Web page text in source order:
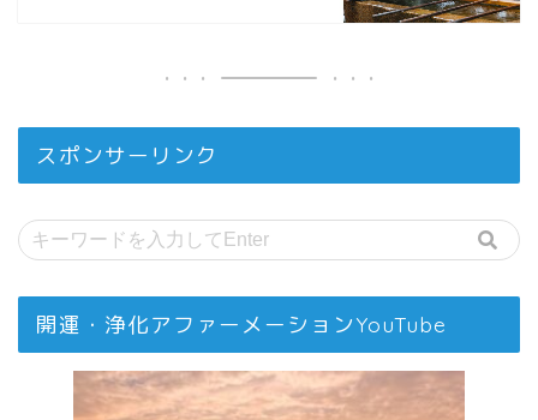
スポンサーリンク
開運・浄化アファーメーションYouTube